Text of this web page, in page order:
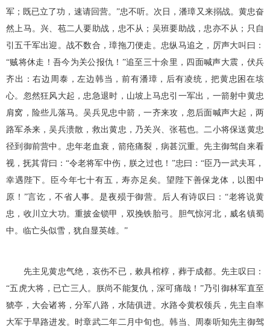
军；既已立了功，速请回营。”忠不听。次日，潘璋又来搦战。黄忠奋
然上马。兴、苞二人要助战，忠不从；吴班要助战，忠亦不从；只自
引五千军出迎。战不数合，璋拖刀便走。忠纵马追之，厉声大叫曰：
“贼将休走！吾今为关公报仇！”追至三十余里，四面喊声大震，伏兵
齐出：右边周泰，左边韩当，前有潘璋，后有凌统，把黄忠困在垓
心。忽然狂风大起，忠急退时，山坡上马忠引一军出，一箭射中黄忠
肩窝，险些儿落马。吴兵见忠中箭，一齐来攻，忽后面喊声大起，两
路军杀来，吴兵溃散，救出黄忠，乃关兴、张苞也。二小将保送黄忠
径到御前营中。忠年老血衰，箭疮痛裂，病甚沉重。先主御驾自来看
视，抚其背曰：“令老将军中伤，朕之过也！”忠曰：“臣乃一武夫耳，
幸遇陛下。臣今年七十有五，寿亦足矣。望陛下善保龙体，以图中
原！”言讫，不省人事。是夜殒于御营。后人有诗叹曰：“老将说黄
忠，收川立大功。重披金锁甲，双挽铁胎弓。胆气惊河北，威名镇蜀
中。临亡头似雪，犹自显英雄。”
先主见黄忠气绝，哀伤不已，敕具棺椁，葬于成都。先主叹曰：
“五虎大将，已亡三人。朕尚不能复仇，深可痛哉！”乃引御林军直至
猇亭，大会诸将，分军八路，水陆俱进。水路令黄权领兵，先主自率
大军于旱路进发。时章武二年二月中旬也。韩当、周泰听知先主御驾